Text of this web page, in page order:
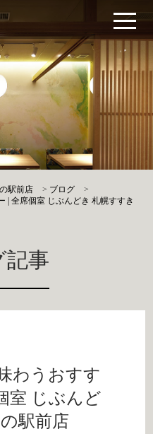
駅前店 > ブログ
>
| 全席個室 じぶんどき 札幌すすき
記事
わうおすす
室 じぶんど
駅前店